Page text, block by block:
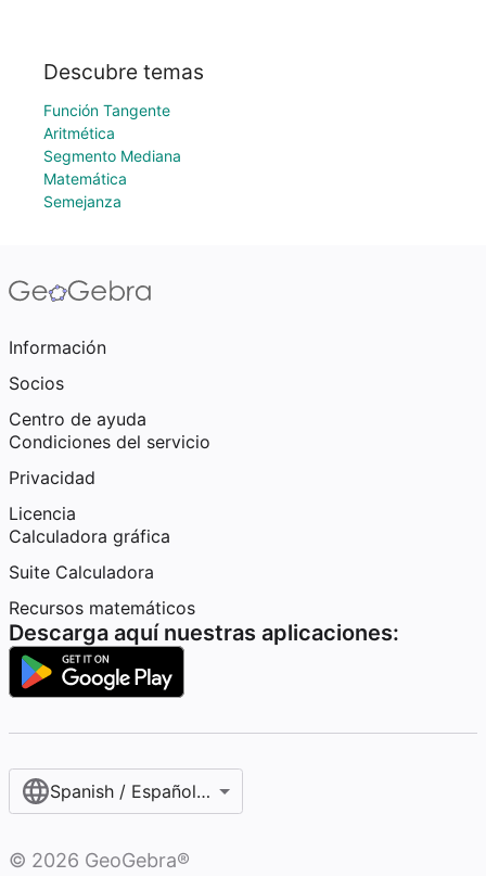
Descubre temas
Función Tangente
Aritmética
Segmento Mediana
Matemática
Semejanza
Información
Socios
Centro de ayuda
Condiciones del servicio
Privacidad
Licencia
Calculadora gráfica
Suite Calculadora
Recursos matemáticos
Descarga aquí nuestras aplicaciones:
Spanish / Español (internacional)
© 2026 GeoGebra®